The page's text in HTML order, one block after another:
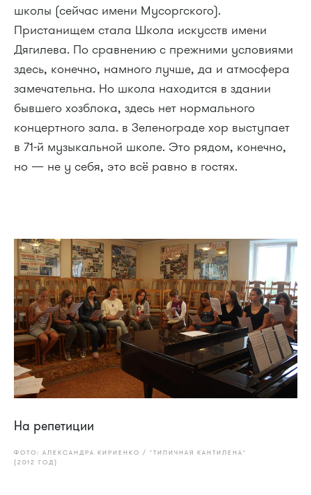
школы (сейчас имени Мусоргского).
Пристанищем стала Школа искусств имени
Дягилева. По сравнению с прежними условиями
здесь, конечно, намного лучше, да и атмосфера
замечательна. Но школа находится в здании
бывшего хозблока, здесь нет нормального
концертного зала. в Зеленограде хор выступает
в 71-й музыкальной школе. Это рядом, конечно,
но — не у себя, это всё равно в гостях.
На репетиции
ФОТО: АЛЕКСАНДРА КИРИЕНКО / "ТИПИЧНАЯ КАНТИЛЕНА"
(2012 ГОД)